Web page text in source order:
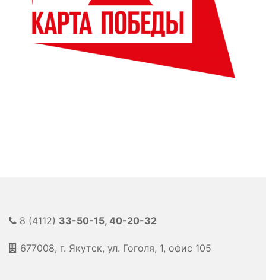
8 (4112) 33-50-15, 40-20-32
677008, г. Якутск, ул. Гоголя, 1, офис 105